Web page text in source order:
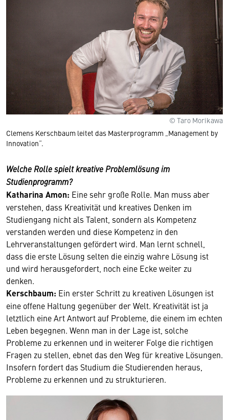
© Taro Morikawa
Clemens Kerschbaum leitet das Masterprogramm „Management by
Innovation“.
Welche Rolle spielt kreative Problemlösung im
Studienprogramm?
Katharina Amon: Eine sehr große Rolle. Man muss aber
verstehen, dass Kreativität und kreatives Denken im
Studiengang nicht als Talent, sondern als Kompetenz
verstanden werden und diese Kompetenz in den
Lehrveranstaltungen gefördert wird. Man lernt schnell,
dass die erste Lösung selten die einzig wahre Lösung ist
und wird herausgefordert, noch eine Ecke weiter zu
denken.
Kerschbaum: Ein erster Schritt zu kreativen Lösungen ist
eine offene Haltung gegenüber der Welt. Kreativität ist ja
letztlich eine Art Antwort auf Probleme, die einem im echten
Leben begegnen. Wenn man in der Lage ist, solche
Probleme zu erkennen und in weiterer Folge die richtigen
Fragen zu stellen, ebnet das den Weg für kreative Lösungen.
Insofern fordert das Studium die Studierenden heraus,
Probleme zu erkennen und zu strukturieren.